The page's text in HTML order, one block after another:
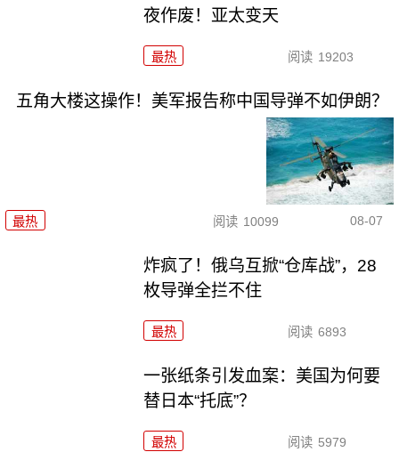
夜作废！亚太变天
最热 阅读 19203
五角大楼这操作！美军报告称中国导弹不如伊朗？
最热 阅读 10099 08-07
炸疯了！俄乌互掀“仓库战”，28
枚导弹全拦不住
最热 阅读 6893
一张纸条引发血案：美国为何要
替日本“托底”？
最热 阅读 5979